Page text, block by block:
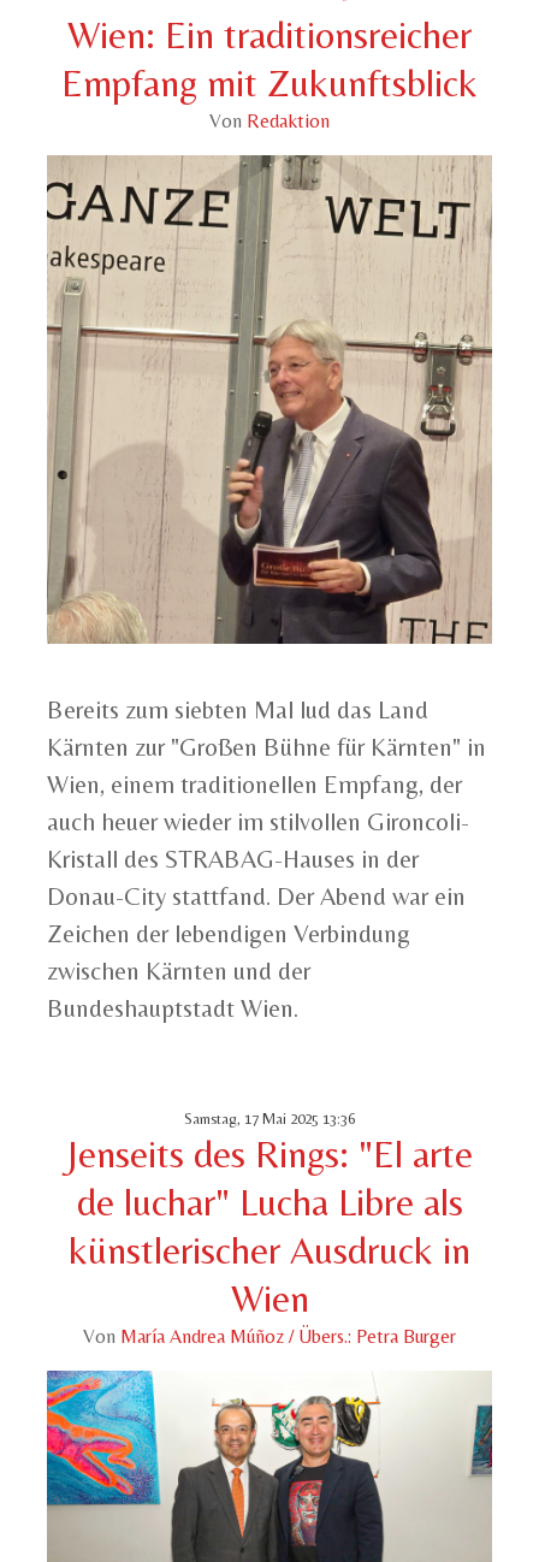
Wien: Ein traditionsreicher
Empfang mit Zukunftsblick
Von Redaktion
Bereits zum siebten Mal lud das Land
Kärnten zur "Großen Bühne für Kärnten" in
Wien, einem traditionellen Empfang, der
auch heuer wieder im stilvollen Gironcoli-
Kristall des STRABAG-Hauses in der
Donau-City stattfand. Der Abend war ein
Zeichen der lebendigen Verbindung
zwischen Kärnten und der
Bundeshauptstadt Wien.
Samstag, 17 Mai 2025 13:36
Jenseits des Rings: "El arte
de luchar" Lucha Libre als
künstlerischer Ausdruck in
Wien
Von María Andrea Múñoz / Übers.: Petra Burger